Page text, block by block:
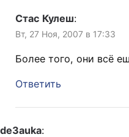
Стас Кулеш:
Вт, 27 Ноя, 2007 в 17:33
Более того, они всё
Ответить
de3auka: